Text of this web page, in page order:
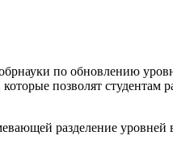
по обновлению
позволят
разделение